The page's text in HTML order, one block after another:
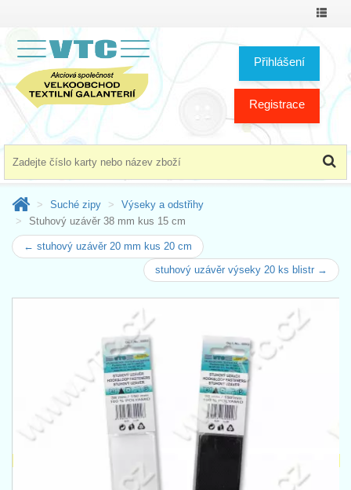
Přihlášení
Registrace
Suché zipy
Výseky a odstřihy
Stuhový uzávěr 38 mm kus 15 cm
← stuhový uzávěr 20 mm kus 20 cm
stuhový uzávěr výseky 20 ks blistr →